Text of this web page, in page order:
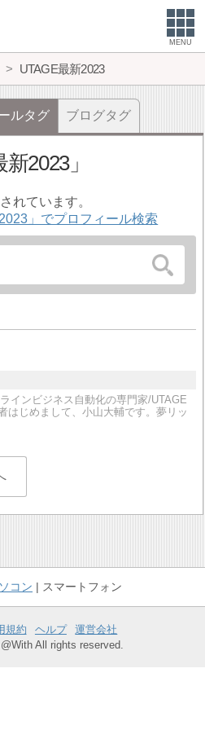
MENU
UTAGE最新2023
ルタグ ブログタグ
新2023
れています。
」でプロフィール検索
インビジネス自動化の専門家/UTAGE
はじめまして、小山大輔です。夢リッ
コン スマートフォン
規約 ヘルプ
運営会社
All rights reserved.